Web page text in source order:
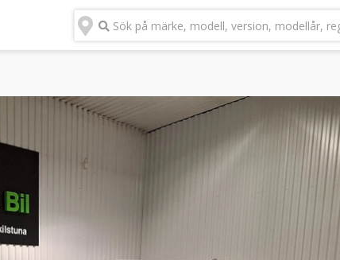
Sök på märke, modell, version, modellår,